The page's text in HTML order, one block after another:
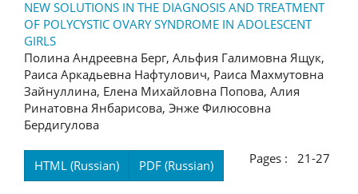
NEW SOLUTIONS IN THE DIAGNOSIS AND TREATMENT
OF POLYCYSTIC OVARY SYNDROME IN ADOLESCENT
GIRLS
Полина Андреевна Берг, Альфия Галимовна Ящук,
Раиса Аркадьевна Нафтулович, Раиса Махмутовна
Зайнуллина, Елена Михайловна Попова, Алия
Ринатовна Янбарисова, Энже Филюсовна
Бердигулова
HTML (Russian) PDF (Russian) Pages : 21-27